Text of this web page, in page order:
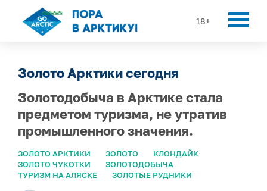
18+
Золото Арктики сегодня
Золотодобыча в Арктике стала
предметом туризма, не утратив
промышленного значения.
ЗОЛОТО АРКТИКИ ЗОЛОТО
КЛОНДАЙК
ЗОЛОТО ЧУКОТКИ
ЗОЛОТОДОБЫЧА
ТУРИЗМ НА АЛЯСКЕ
ЗОЛОТЫЕ РУДНИКИ